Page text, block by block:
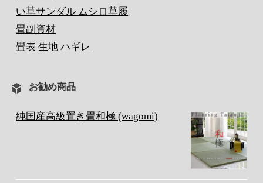
い草サンダル ムシロ草履
畳副資材
畳表 生地 ハギレ
お勧め商品
純国産高級置き畳和極 (wagomi)